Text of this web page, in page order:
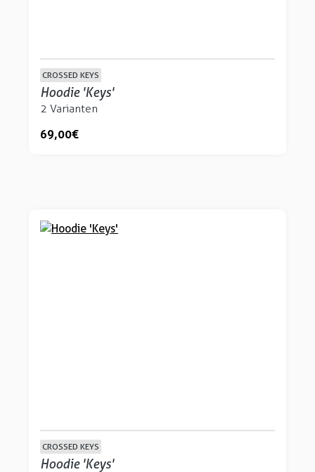
CROSSED KEYS
Hoodie 'Keys'
2 Varianten
69,00 €
CROSSED KEYS
Hoodie 'Keys'